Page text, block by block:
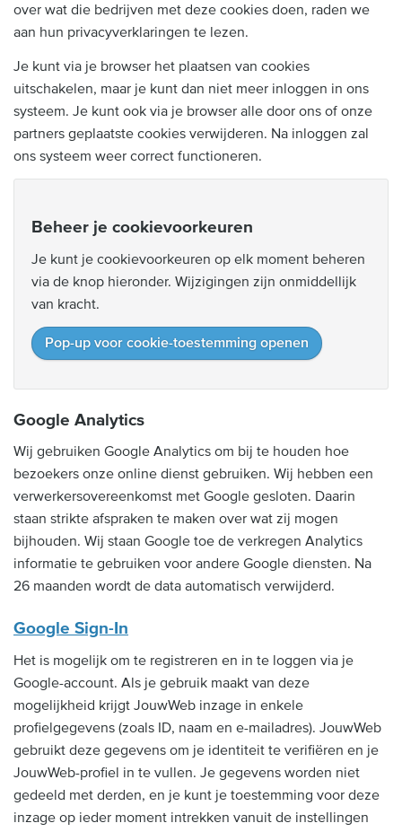
over wat die bedrijven met deze cookies doen, raden we
aan hun privacyverklaringen te lezen.
Je kunt via je browser het plaatsen van cookies
uitschakelen, maar je kunt dan niet meer inloggen in ons
systeem. Je kunt ook via je browser alle door ons of onze
partners geplaatste cookies verwijderen. Na inloggen zal
ons systeem weer correct functioneren.
Beheer je cookievoorkeuren
Je kunt je cookievoorkeuren op elk moment beheren
via de knop hieronder. Wijzigingen zijn onmiddellijk
van kracht.
Pop-up voor cookie-toestemming openen
Google Analytics
Wij gebruiken Google Analytics om bij te houden hoe
bezoekers onze online dienst gebruiken. Wij hebben een
verwerkersovereenkomst met Google gesloten. Daarin
staan strikte afspraken te maken over wat zij mogen
bijhouden. Wij staan Google toe de verkregen Analytics
informatie te gebruiken voor andere Google diensten. Na
26 maanden wordt de data automatisch verwijderd.
Google Sign-In
Het is mogelijk om te registreren en in te loggen via je
Google-account. Als je gebruik maakt van deze
mogelijkheid krijgt JouwWeb inzage in enkele
profielgegevens (zoals ID, naam en e-mailadres). JouwWeb
gebruikt deze gegevens om je identiteit te verifiëren en je
JouwWeb-profiel in te vullen. Je gegevens worden niet
gedeeld met derden, en je kunt je toestemming voor deze
inzage op ieder moment intrekken vanuit de instellingen